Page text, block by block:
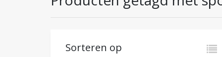
Sorteren op